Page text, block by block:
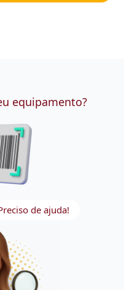
equipamento?
de ajuda!